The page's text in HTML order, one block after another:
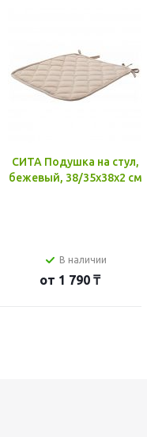
СИТА Подушка на стул,
бежевый, 38/35x38x2 см
В наличии
от 1 790 ₸